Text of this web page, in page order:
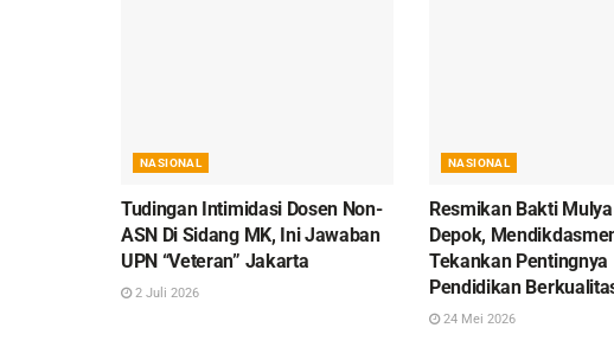
NASIONAL
Tudingan Intimidasi Dosen Non-
ASN Di Sidang MK, Ini Jawaban
UPN “Veteran” Jakarta
2 Juli 2026
NASIONAL
Resmikan Bakti
Depok,
Tekankan Pentingnya
Pendidikan
24 Mei 2026